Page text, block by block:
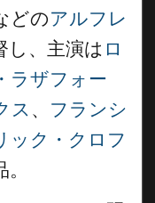
どのアルフレ
し、主演は ロ
ラザフォー
ス 、 フランシ
ック・クロフ